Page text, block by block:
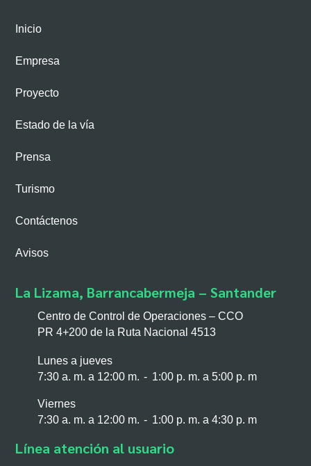
Inicio
Empresa
Proyecto
Estado de la vía
Prensa
Turismo
Contáctenos
Avisos
La Lizama, Barrancabermeja – Santander
Centro de Control de Operaciones – CCO
PR 4+200 de la Ruta Nacional 4513
Lunes a jueves
7:30 a. m. a 12:00 m. - 1:00 p. m. a 5:00 p. m
Viernes
7:30 a. m. a 12:00 m. - 1:00 p. m. a 4:30 p. m
Línea atención al usuario